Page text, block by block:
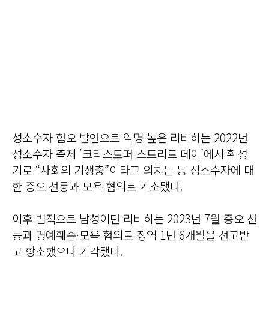
성소수자 혐오 발언으로 악명 높은 리비히는 2022년
성소수자 축제 ‘크리스토퍼 스트리트 데이’에서 확성
기로 “사회의 기생충”이라고 외치는 등 성소수자에 대
한 증오 선동과 모욕 혐의로 기소됐다.
이후 법적으로 남성이던 리비히는 2023년 7월 증오 선
동과 명예훼손·모욕 혐의로 징역 1년 6개월을 선고받
고 항소했으나 기각됐다.